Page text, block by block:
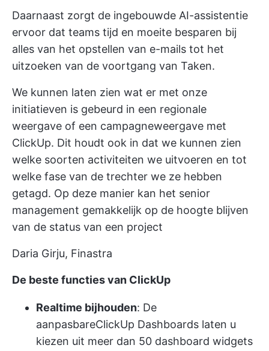
Daarnaast zorgt de ingebouwde AI-assistentie
ervoor dat teams tijd en moeite besparen bij
alles van het opstellen van e-mails tot het
uitzoeken van de voortgang van Taken.
We kunnen laten zien wat er met onze
initiatieven is gebeurd in een regionale
weergave of een campagneweergave met
ClickUp. Dit houdt ook in dat we kunnen zien
welke soorten activiteiten we uitvoeren en tot
welke fase van de trechter we ze hebben
getagd. Op deze manier kan het senior
management gemakkelijk op de hoogte blijven
van de status van een project
Daria Girju, Finastra
De beste functies van ClickUp
Realtime bijhouden: De
aanpasbareClickUp Dashboards laten u
kiezen uit meer dan 50 dashboard widgets